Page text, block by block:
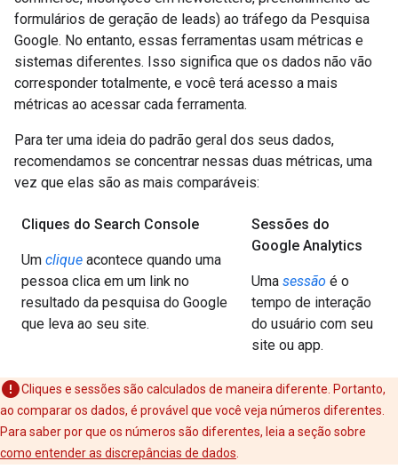
formulários de geração de leads) ao tráfego da Pesquisa
Google. No entanto, essas ferramentas usam métricas e
sistemas diferentes. Isso significa que os dados não vão
corresponder totalmente, e você terá acesso a mais
métricas ao acessar cada ferramenta.
Para ter uma ideia do padrão geral dos seus dados,
recomendamos se concentrar nessas duas métricas, uma
vez que elas são as mais comparáveis:
Cliques do Search Console
Um clique acontece quando uma
pessoa clica em um link no
resultado da pesquisa do Google
que leva ao seu site.
Sessões do
Google Analytics
Uma sessão é o
tempo de interação
do usuário com seu
site ou app.
Cliques e sessões são calculados de maneira diferente. Portanto,
ao comparar os dados, é provável que você veja números diferentes.
Para saber por que os números são diferentes, leia a seção sobre
como entender as discrepâncias de dados